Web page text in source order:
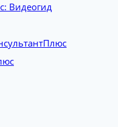
Видеогид